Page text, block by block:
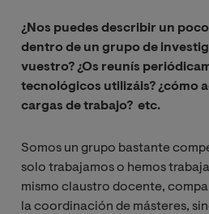
¿Nos puedes describir un
dentro de un grupo de
vuestro? ¿Os reunís
tecnológicos utilizáis? ¿cómo
cargas de trabajo? etc.
Somos un grupo bastante
solo trabajamos o hemos
mismo claustro docente,
la coordinación de másteres,